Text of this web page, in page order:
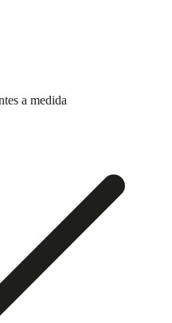
a medida